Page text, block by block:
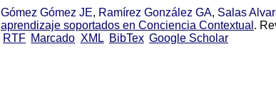
Gómez Gómez JE, Ramírez González GA, Salas
aprendizaje soportados en Conciencia Contextual .
RTF Marcado XML BibTex Google Scholar